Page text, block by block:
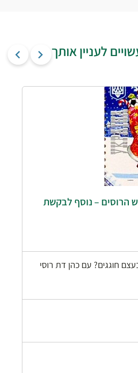
לעניין אותך
הרוסים – נוסף לבקשת
חוגגים? עם כהן דת רוסי